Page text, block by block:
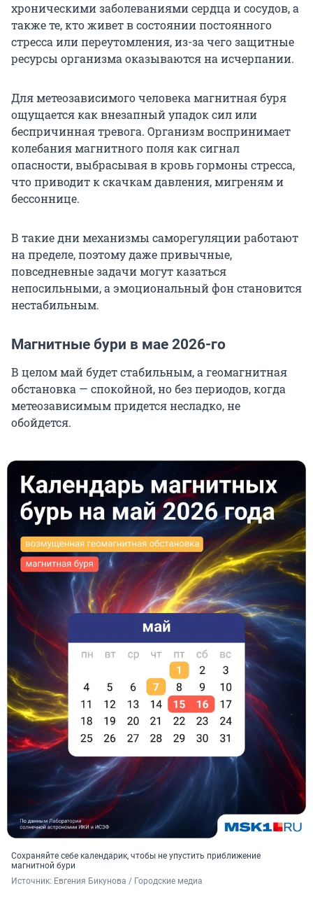
хроническими заболеваниями сердца и сосудов, а
также те, кто живет в состоянии постоянного
стресса или переутомления, из-за чего защитные
ресурсы организма оказываются на исчерпании.
Для метеозависимого человека магнитная буря
ощущается как внезапный упадок сил или
беспричинная тревога. Организм воспринимает
колебания магнитного поля как сигнал
опасности, выбрасывая в кровь гормоны стресса,
что приводит к скачкам давления, мигреням и
бессоннице.
В такие дни механизмы саморегуляции работают
на пределе, поэтому даже привычные,
повседневные задачи могут казаться
непосильными, а эмоциональный фон становится
нестабильным.
Магнитные бури в мае 2026-го
В целом май будет стабильным, а геомагнитная
обстановка — спокойной, но без периодов, когда
метеозависимым придется несладко, не
обойдется.
Сохраняйте себе календарик, чтобы не упустить приближение
магнитной бури
Источник: Евгения Бикунова / Городские медиа